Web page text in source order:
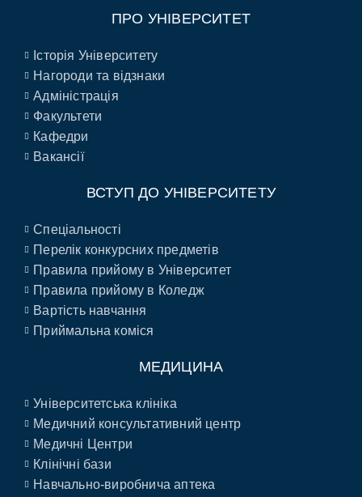
ПРО УНІВЕРСИТЕТ
Історія Університету
Нагороди та відзнаки
Адміністрація
Факультети
Кафедри
Вакансії
ВСТУП ДО УНІВЕРСИТЕТУ
Спеціальності
Перелік конкурсних предметів
Правила прийому в Університет
Правила прийому в Коледж
Вартість навчання
Приймальна коміся
МЕДИЦИНА
Університетська клініка
Медичний консультативний центр
Медичні Центри
Клінічні бази
Навчально-виробнича аптека